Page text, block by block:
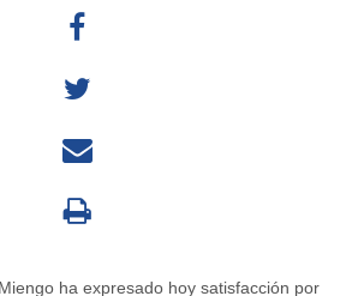
ha expresado hoy satisfacción por